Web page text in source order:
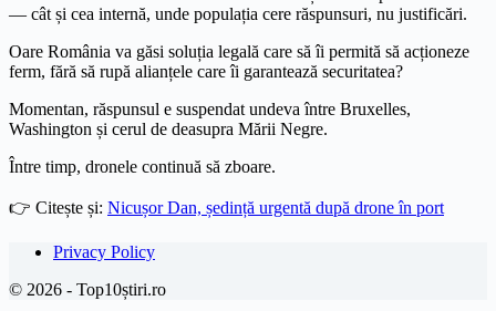
— cât și cea internă, unde populația cere răspunsuri, nu justificări.
Oare România va găsi soluția legală care să îi permită să acționeze
ferm, fără să rupă alianțele care îi garantează securitatea?
Momentan, răspunsul e suspendat undeva între Bruxelles,
Washington și cerul de deasupra Mării Negre.
Între timp, dronele continuă să zboare.
👉 Citește și: Nicușor Dan, ședință urgentă după drone în port
Privacy Policy
© 2026 - Top10știri.ro